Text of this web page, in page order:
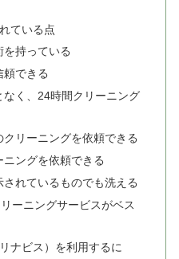
ている点
持っている
頼できる
なく、24時間クリーニング
リーニングを依頼できる
ングを依頼できる
れているものでも洗える
ーニングサービスがベス
ナビス）を利用するに